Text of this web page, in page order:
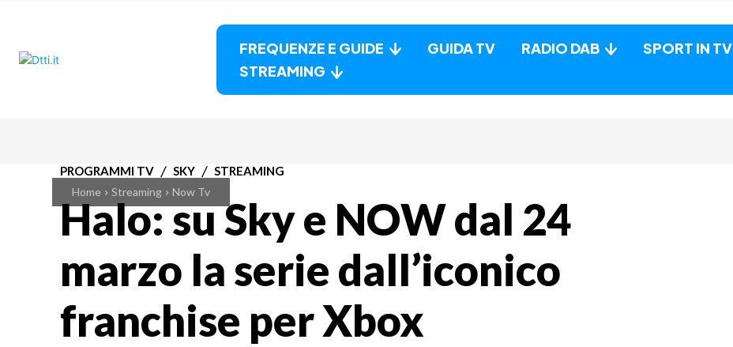
FREQUENZE E GUIDE GUIDA TV RADIO DAB SPORT IN TV
STREAMING
Home Streaming Now Tv
PROGRAMMI TV SKY STREAMING
Halo: su Sky e NOW dal 24
marzo la serie dall’iconico
franchise per Xbox